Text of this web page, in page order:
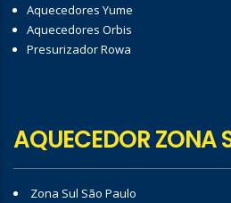
Aquecedores Yume
Aquecedores Orbis
Presurizador Rowa
AQUECEDOR ZONA
Zona Sul São Paulo